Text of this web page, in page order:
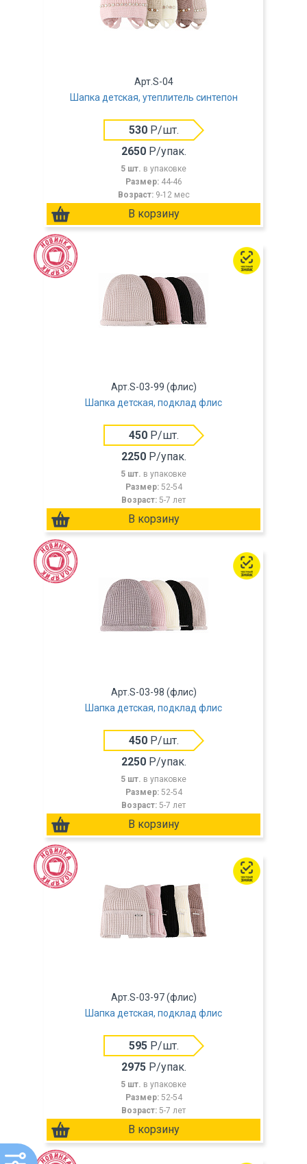
Арт.S-04
Шапка детская, утеплитель синтепон
530Р/шт.
2650Р/упак.
5 шт. в упаковке
Размер: 44-46
Возраст: 9-12 мес
Арт.S-03-99 (флис)
Шапка детская, подклад флис
450Р/шт.
2250Р/упак.
5 шт. в упаковке
Размер: 52-54
Возраст: 5-7 лет
Арт.S-03-98 (флис)
Шапка детская, подклад флис
450Р/шт.
2250Р/упак.
5 шт. в упаковке
Размер: 52-54
Возраст: 5-7 лет
Арт.S-03-97 (флис)
Шапка детская, подклад флис
595Р/шт.
2975Р/упак.
5 шт. в упаковке
Размер: 52-54
Возраст: 5-7 лет